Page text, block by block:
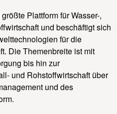
Plattform für Wasser-,
und beschäftigt sich
für die
Die Themenbreite ist mit
bis hin zur
und Rohstoffwirtschaft über
und des